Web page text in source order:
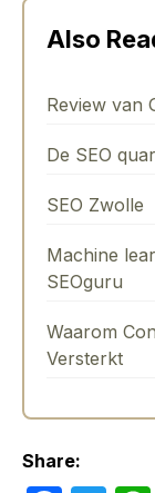
Also
Review van
De SEO
SEO Zwolle
Machine
SEOguru
Waarom
Versterkt
Share: